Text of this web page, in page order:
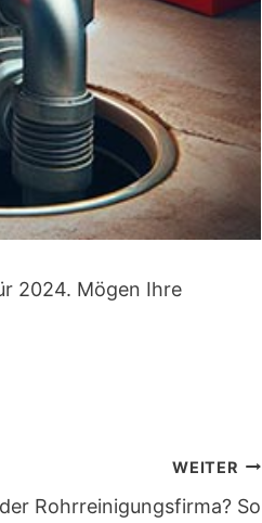
2024. Mögen Ihre
WEITER
Rohrreinigungsfirma? So